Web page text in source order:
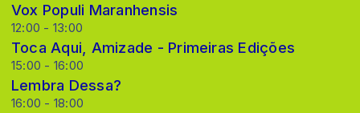
Vox Populi Maranhensis
12:00 - 13:00
Toca Aqui, Amizade - Primeiras Edições
15:00 - 16:00
Lembra Dessa?
16:00 - 18:00